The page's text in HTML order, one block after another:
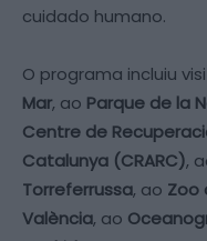
cuidado humano.
O programa incluiu
Mar, ao Parque de la
Centre de
Catalunya (CRARC),
Torreferrussa, ao Zoo
València, ao